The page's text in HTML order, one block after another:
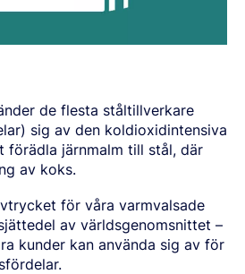
de flesta ståltillverkare
sig av den koldioxidintensiva
förädla järnmalm till stål, där
av koks.
för våra varmvalsade
av världsgenomsnittet –
kunder kan använda sig av för